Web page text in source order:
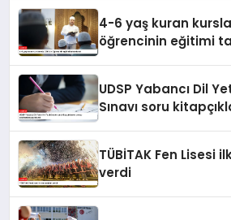
4-6 yaş kuran
öğrencinin eğitimi
UDSP Yabancı Dil
Sınavı soru
TÜBİTAK Fen Lisesi
verdi